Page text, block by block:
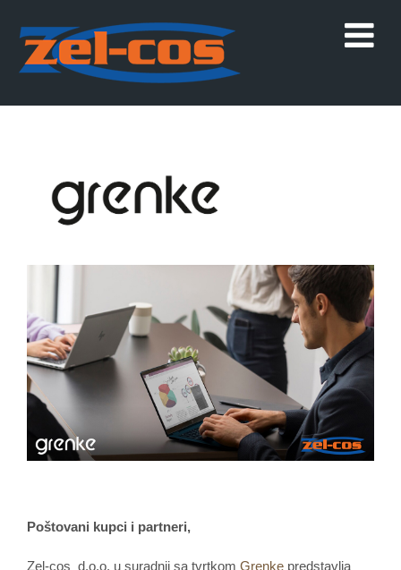
Poštovani kupci i partneri,
Zel-cos d.o.o. u suradnji sa tvrtkom Grenke predstavlja